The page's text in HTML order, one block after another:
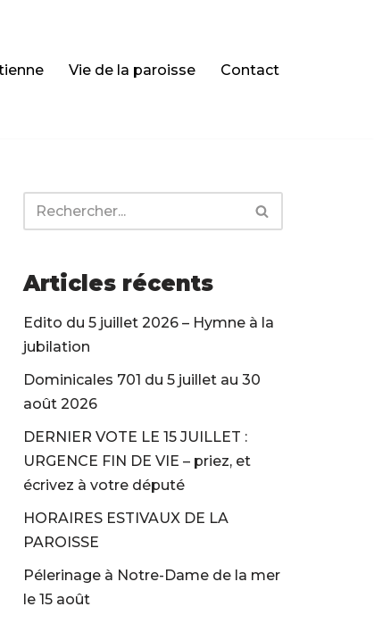
Vie de la paroisse Contact
Articles récents
Edito du 5 juillet 2026 – Hymne à la
jubilation
Dominicales 701 du 5 juillet au 30
août 2026
DERNIER VOTE LE 15 JUILLET :
URGENCE FIN DE VIE – priez, et
écrivez à votre député
HORAIRES ESTIVAUX DE LA
PAROISSE
Pélerinage à Notre-Dame de la mer
le 15 août